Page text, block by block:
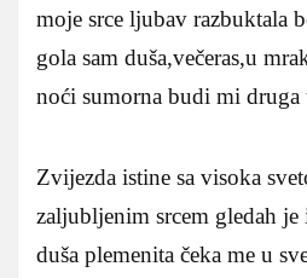
moje srce ljubav razbuktala
gola sam duša,večeras,u
noći sumorna budi mi druga
Zvijezda istine sa visoka
zaljubljenim srcem gledah je
duša plemenita čeka me u